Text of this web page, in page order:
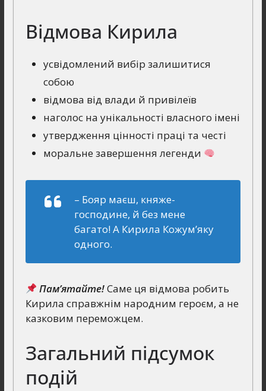
Відмова Кирила
усвідомлений вибір залишитися
собою
відмова від влади й привілеїв
наголос на унікальності власного імені
утвердження цінності праці та честі
моральне завершення легенди
– Бояр маєш, княже-
господине, й без мене
багато! А Кирила Кожум’яку
одного.
Пам’ятайте!Саме ця відмова робить
Кирила справжнім народним героєм, а не
казковим переможцем.
Загальний підсумок
подій